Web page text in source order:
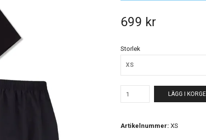
699 kr
Storlek
XS
LÄGG I
Artikelnummer: XS